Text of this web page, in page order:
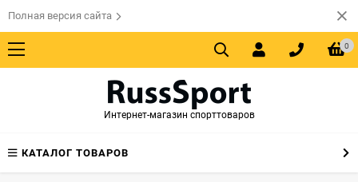
Полная версия сайта
0
Интернет-магазин спорттоваров
КАТАЛОГ ТОВАРОВ